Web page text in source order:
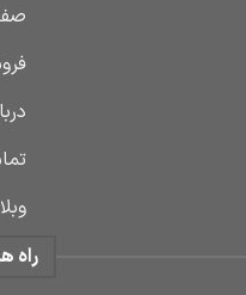
وبلاگ
راه